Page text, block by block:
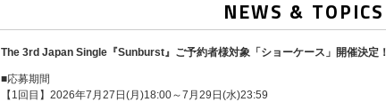
NEWS & TOPICS
The 3rd Japan Single『Sunburst』ご予約者様対象「ショーケース」開催決定！
■応募期間
【1回目】2026年7月27日(月)18:00～7月29日(水)23:59